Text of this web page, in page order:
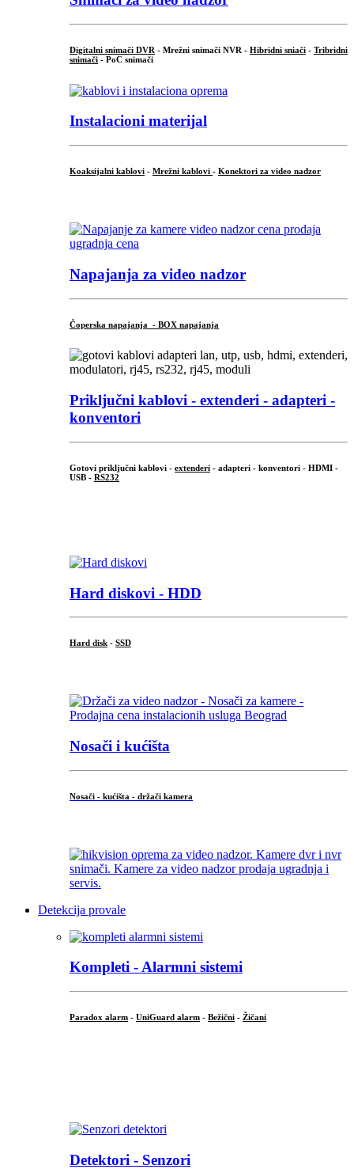
Digitalni snimači DVR - Mrežni snimači NVR - Hibridni sniači - Tribridni
snimači - PoC snimači
Instalacioni materijal
Koaksijalni kablovi - Mrežni kablovi - Konektori za video nadzor
Napajanja za video nadzor
Čoperska napajanja - BOX napajanja
Priključni kablovi - extenderi - adapteri -
konventori
Gotovi priključni kablovi - extenderi - adapteri - konventori - HDMI -
USB - RS232
Hard diskovi - HDD
Hard disk - SSD
Nosači i kućišta
Nosači - kućišta - držači kamera
Detekcija provale
Kompleti - Alarmni sistemi
Paradox alarm - UniGuard alarm - Bežični - Žičani
Detektori - Senzori